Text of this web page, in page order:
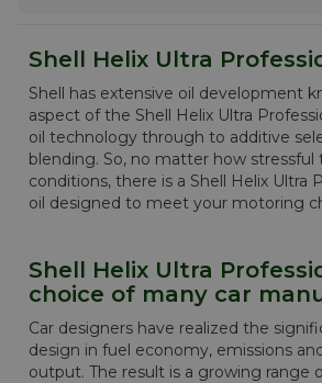
Shell Helix Ultra
Shell has extensive oil development
aspect of the Shell Helix Ultra
oil technology through to additive
blending. So, no matter how stressful
conditions, there is a Shell Helix Ultra
oil designed to meet your motoring
Shell Helix Ultra
choice of many car
Car designers have realized the
design in fuel economy, emissions
output. The result is a growing range